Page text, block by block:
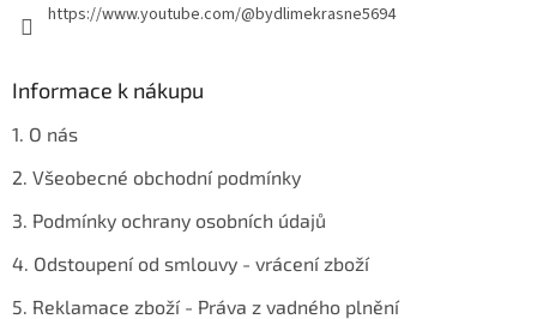
s
https://www.youtube.com/@bydlimekrasne5694
Informace k nákupu
1. O nás
2. Všeobecné obchodní podmínky
3. Podmínky ochrany osobních údajů
4. Odstoupení od smlouvy - vrácení zboží
5. Reklamace zboží - Práva z vadného plnění